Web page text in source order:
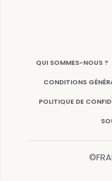
QUI SOMMES-NOUS ?
CONDITIONS
POLITIQUE DE